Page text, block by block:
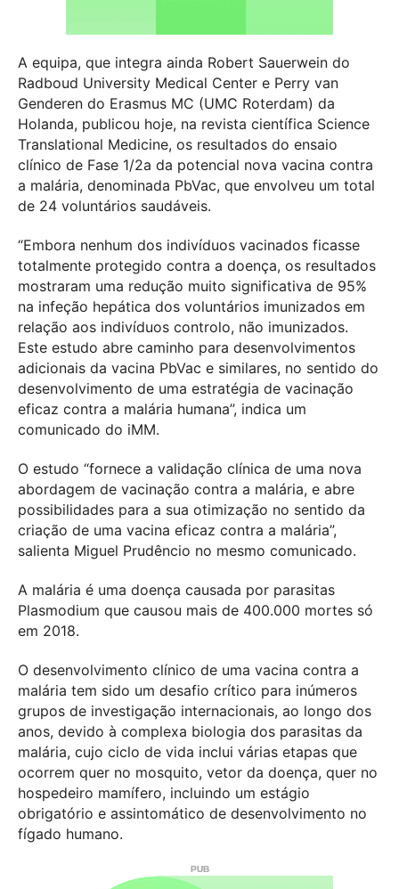
A equipa, que integra ainda Robert Sauerwein do
Radboud University Medical Center e Perry van
Genderen do Erasmus MC (UMC Roterdam) da
Holanda, publicou hoje, na revista científica Science
Translational Medicine, os resultados do ensaio
clínico de Fase 1/2a da potencial nova vacina contra
a malária, denominada PbVac, que envolveu um total
de 24 voluntários saudáveis.
“Embora nenhum dos indivíduos vacinados ficasse
totalmente protegido contra a doença, os resultados
mostraram uma redução muito significativa de 95%
na infeção hepática dos voluntários imunizados em
relação aos indivíduos controlo, não imunizados.
Este estudo abre caminho para desenvolvimentos
adicionais da vacina PbVac e similares, no sentido do
desenvolvimento de uma estratégia de vacinação
eficaz contra a malária humana”, indica um
comunicado do iMM.
O estudo “fornece a validação clínica de uma nova
abordagem de vacinação contra a malária, e abre
possibilidades para a sua otimização no sentido da
criação de uma vacina eficaz contra a malária”,
salienta Miguel Prudêncio no mesmo comunicado.
A malária é uma doença causada por parasitas
Plasmodium que causou mais de 400.000 mortes só
em 2018.
O desenvolvimento clínico de uma vacina contra a
malária tem sido um desafio crítico para inúmeros
grupos de investigação internacionais, ao longo dos
anos, devido à complexa biologia dos parasitas da
malária, cujo ciclo de vida inclui várias etapas que
ocorrem quer no mosquito, vetor da doença, quer no
hospedeiro mamífero, incluindo um estágio
obrigatório e assintomático de desenvolvimento no
fígado humano.